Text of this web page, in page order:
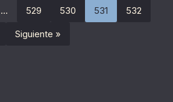
… 529 530 531 532
Siguiente »